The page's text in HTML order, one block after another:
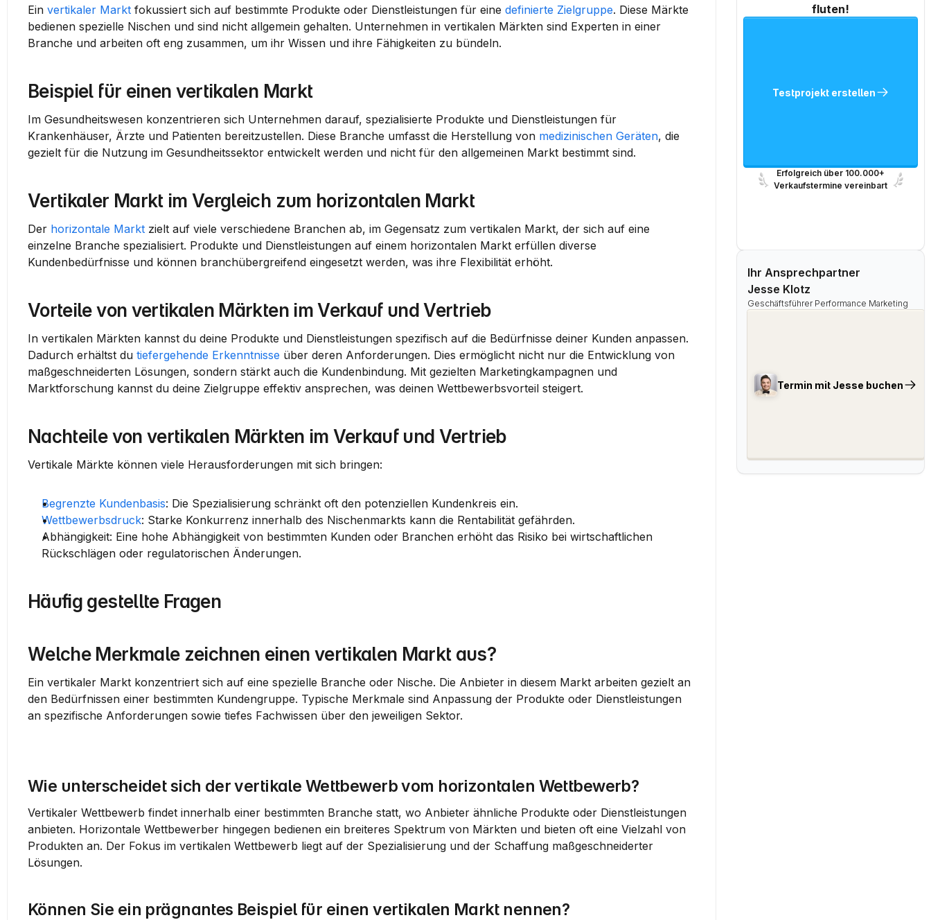
fluten!
Testprojekt erstellen
Erfolgreich über 100.000+
Verkaufstermine vereinbart
Ihr Ansprechpartner
Jesse Klotz
Geschäftsführer Performance Marketing
Termin mit Jesse buchen
Ein vertikaler Markt fokussiert sich auf bestimmte Produkte oder Dienstleistungen für eine definierte Zielgruppe. Diese Märkte
bedienen spezielle Nischen und sind nicht allgemein gehalten. Unternehmen in vertikalen Märkten sind Experten in einer
Branche und arbeiten oft eng zusammen, um ihr Wissen und ihre Fähigkeiten zu bündeln.
Beispiel für einen vertikalen Markt
Im Gesundheitswesen
Krankenhäuser, Ärzte und Patienten bereitzustellen. Diese Branche umfasst die Herstellung von medizinischen Geräten, die
gezielt für die Nutzung im Gesundheitssektor entwickelt werden und nicht für den allgemeinen Markt bestimmt sind.
Vertikaler Markt im Vergleich zum horizontalen Markt
Der horizontale Markt zielt auf viele verschiedene Branchen ab, im Gegensatz zum vertikalen Markt, der sich auf eine
einzelne Branche spezialisiert. Produkte und Dienstleistungen auf einem horizontalen Markt erfüllen diverse
Kundenbedürfnisse und können branchübergreifend eingesetzt werden, was ihre Flexibilität erhöht.
Vorteile von vertikalen Märkten im Verkauf und Vertrieb
In vertikalen Märkten kannst du deine Produkte und Dienstleistungen spezifisch auf die Bedürfnisse deiner Kunden anpassen.
Dadurch erhältst du tiefergehende Erkenntnisse
maßgeschneiderten Lösungen, sondern stärkt auch die Kundenbindung. Mit gezielten Marketingkampagnen
Marktforschung kannst du deine Zielgruppe effektiv ansprechen, was deinen Wettbewerbsvorteil steigert.
Nachteile von vertikalen Märkten im Verkauf und Vertrieb
Vertikale Märkte können viele Herausforderungen mit sich bringen:
Begrenzte Kundenbasis: Die Spezialisierung schränkt oft den potenziellen Kundenkreis ein.
Wettbewerbsdruck: Starke Konkurrenz innerhalb des Nischenmarkts kann die Rentabilität gefährden.
Abhängigkeit: Eine hohe Abhängigkeit von bestimmten Kunden oder Branchen erhöht das Risiko bei wirtschaftlichen
Rückschlägen oder regulatorischen Änderungen.
Häufig gestellte Fragen
Welche Merkmale zeichnen einen vertikalen Markt aus?
Ein vertikaler Markt konzentriert sich auf eine spezielle Branche oder Nische. Die Anbieter in diesem Markt arbeiten gezielt an
den Bedürfnissen einer bestimmten Kundengruppe. Typische Merkmale sind Anpassung der Produkte oder Dienstleistungen
an spezifische Anforderungen sowie tiefes Fachwissen über den jeweiligen Sektor.
Wie unterscheidet sich der vertikale Wettbewerb vom horizontalen Wettbewerb?
Vertikaler Wettbewerb findet innerhalb einer bestimmten Branche statt, wo Anbieter ähnliche Produkte oder Dienstleistungen
anbieten. Horizontale Wettbewerber hingegen bedienen ein breiteres Spektrum von Märkten und bieten oft eine Vielzahl von
Produkten an. Der Fokus im vertikalen Wettbewerb liegt auf der Spezialisierung und der Schaffung maßgeschneiderter
Lösungen.
Können Sie ein prägnantes Beispiel für einen vertikalen Markt nennen?